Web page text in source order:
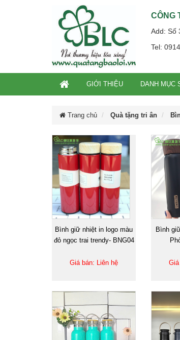
CÔNG
Add: Số
Tel:
GIỚI THIỆU DANH MỤC
Trang chủ Quà tặng tri ân
Bình giữ nhiệt in logo màu
đỏ ngọc trai trendy- BNG04
Giá bán: Liên hệ
Bình